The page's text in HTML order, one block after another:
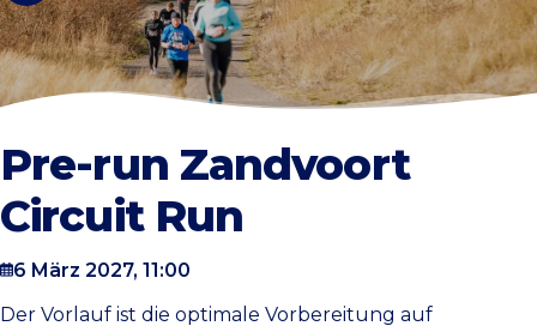
Pre-run Zandvoort
Circuit Run
6 März 2027, 11:00
Der Vorlauf ist die optimale Vorbereitung auf